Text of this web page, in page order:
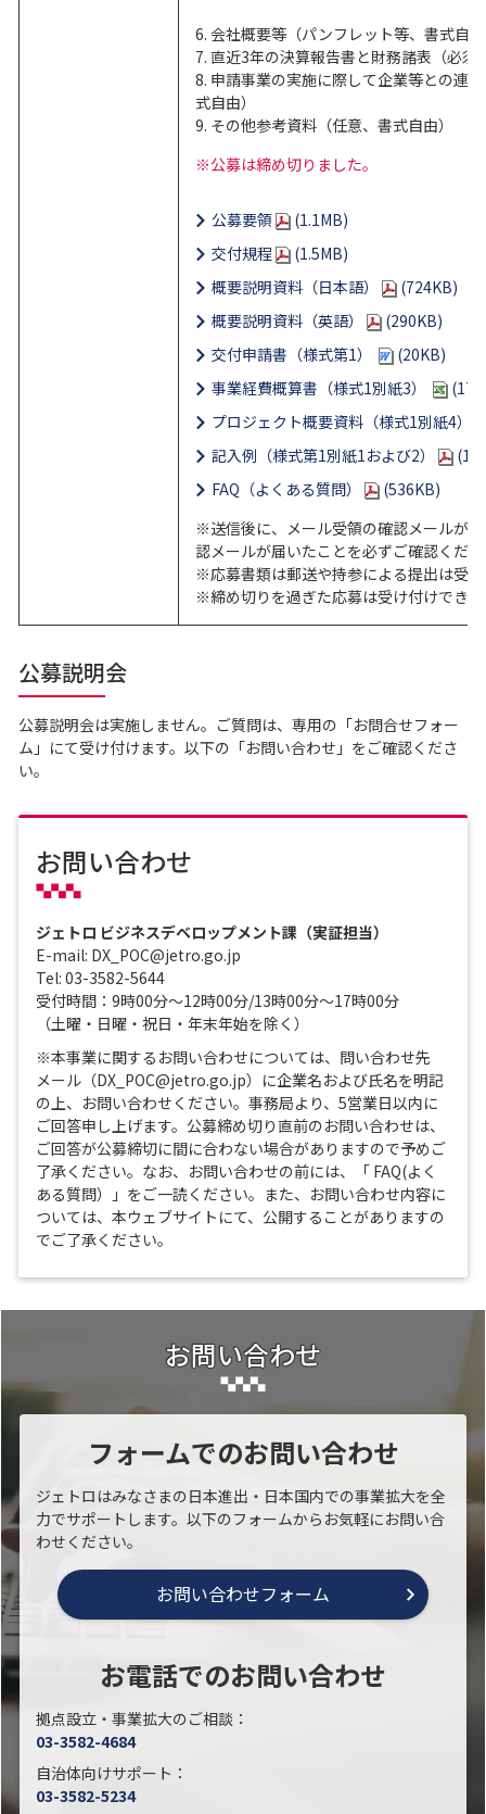
6. 会社概要等（パンフレット等、書式自
7. 直近3年の決算報告書と財務諸表（必須
8. 申請事業の実施に際して企業等との連
式自由）
9. その他参考資料（任意、書式自由）
※公募は締め切りました。
公募要領
(1.1MB)
交付規程
(1.5MB)
概要説明資料（日本語）
(724KB)
概要説明資料（英語）
(290KB)
交付申請書（様式第1）
(20KB)
事業経費概算書（様式1別紙3）
プロジェクト概要資料（様式1別紙4）
記入例（様式第1別紙1および2）
FAQ（よくある質問）
(536KB)
※送信後に、メール受領の確認メールが
認メールが届いたことを必ずご確認くだ
※応募書類は郵送や持参による提出は受
※締め切りを過ぎた応募は受け付けでき
公募説明会
公募説明会は実施しません。ご質問は、専用の「お問合せフォー
ム」にて受け付けます。以下の「お問い合わせ」をご確認くださ
い。
お問い合わせ
ジェトロ ビジネスデベロップメント課（実証担当）
E-mail: DX_POC@jetro.go.jp
Tel: 03-3582-5644
受付時間：9時00分～12時00分/13時00分～17時00分
（土曜・日曜・祝日・年末年始を除く）
※本事業に関するお問い合わせについては、問い合わせ先
メール（DX_POC@jetro.go.jp）に企業名および氏名を明記
の上、お問い合わせください。事務局より、5営業日以内に
ご回答申し上げます。公募締め切り直前のお問い合わせは、
ご回答が公募締切に間に合わない場合がありますので予めご
了承ください。なお、お問い合わせの前には、「 FAQ(よく
ある質問）」をご一読ください。また、お問い合わせ内容に
ついては、本ウェブサイトにて、公開することがありますの
でご了承ください。
お問い合わせ
フォームでのお問い合わせ
ジェトロはみなさまの日本進出・日本国内での事業拡大を全
力でサポートします。以下のフォームからお気軽にお問い合
わせください。
お問い合わせフォーム
お電話でのお問い合わせ
拠点設立・事業拡大のご相談：
03-3582-4684
自治体向けサポート：
03-3582-5234